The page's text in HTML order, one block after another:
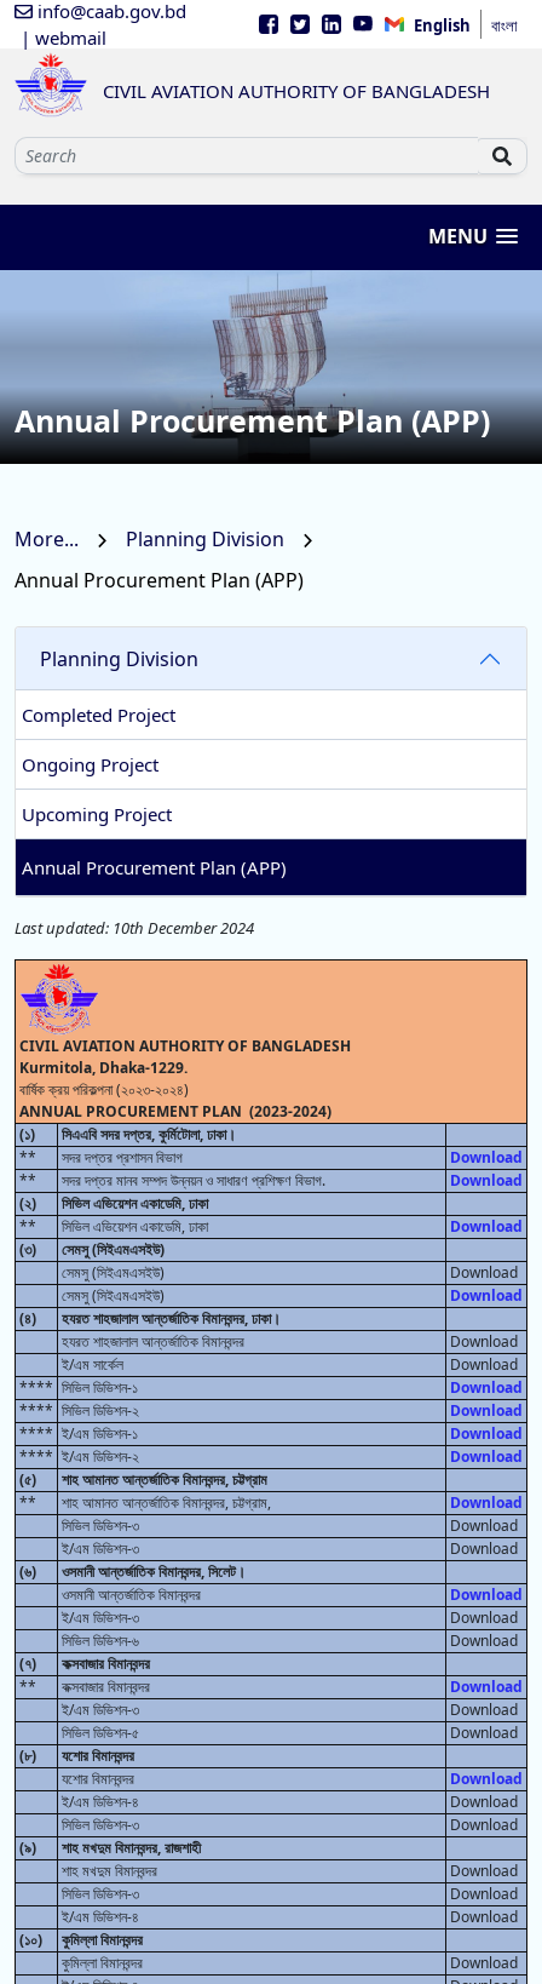
info@caab.gov.bd
| webmail
English বাংলা
CIVIL AVIATION AUTHORITY OF BANGLADESH
MENU
Annual Procurement Plan (APP)
More...
Planning Division
Annual Procurement Plan (APP)
Planning Division
Completed Project
Ongoing Project
Upcoming Project
Annual Procurement Plan (APP)
Last updated: 10th December 2024
CIVIL AVIATION AUTHORITY OF BANGLADESH
Kurmitola, Dhaka-1229.
বার্ষিক ক্রয় পরিকল্পনা (২০২৩-২০২৪)
ANNUAL PROCUREMENT PLAN (2023-2024)
(১)
সিএএবি সদর দপ্তর, কুর্মিটোলা, ঢাকা।
**
সদর দপ্তর প্রশাসন বিভাগ
Download
**
সদর দপ্তর মানব সম্পদ উন্নয়ন ও সাধারণ প্রশিক্ষণ বিভাগ.
Download
(২)
সিভিল এভিয়েশন একাডেমি, ঢাকা
**
সিভিল এভিয়েশন একাডেমি, ঢাকা
Download
(৩)
সেমসু (সিইএমএসইউ)
সেমসু (সিইএমএসইউ)
Download
সেমসু (সিইএমএসইউ)
Download
(৪)
হযরত শাহজালাল আন্তর্জাতিক বিমানবন্দর, ঢাকা।
হযরত শাহজালাল আন্তর্জাতিক বিমানবন্দর
Download
ই/এম সার্কেল
Download
**** সিভিল ডিভিশন-১
Download
**** সিভিল ডিভিশন-২
Download
**** ই/এম ডিভিশন-১
Download
**** ই/এম ডিভিশন-২
Download
(৫)
শাহ আমানত আন্তর্জাতিক বিমানবন্দর, চট্টগ্রাম
**
শাহ আমানত আন্তর্জাতিক বিমানবন্দর, চট্টগ্রাম,
Download
সিভিল ডিভিশন-৩
Download
ই/এম ডিভিশন-৩
Download
(৬)
ওসমানী আন্তর্জাতিক বিমানবন্দর, সিলেট।
ওসমানী আন্তর্জাতিক বিমানবন্দর
Download
ই/এম ডিভিশন-৩
Download
সিভিল ডিভিশন-৬
Download
(৭)
কক্সবাজার বিমানবন্দর
**
কক্সবাজার বিমানবন্দর
Download
ই/এম ডিভিশন-৩
Download
সিভিল ডিভিশন-৫
Download
(৮)
যশোর বিমানবন্দর
যশোর বিমানবন্দর
Download
ই/এম ডিভিশন-৪
Download
সিভিল ডিভিশন-৩
Download
(৯)
শাহ মখদুম বিমানবন্দর, রাজশাহী
শাহ মখদুম বিমানবন্দর
Download
সিভিল ডিভিশন-৩
Download
ই/এম ডিভিশন-৪
Download
(১০)
কুমিল্লা বিমানবন্দর
কুমিল্লা বিমানবন্দর
Download